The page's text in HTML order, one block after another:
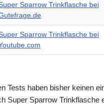
Sparrow Trinkflasche bei
Sparrow Trinkflasche bei
Tests haben bisher keinen
Super Sparrow Trinkflasche